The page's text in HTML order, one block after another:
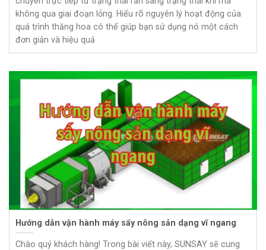
không qua giai đoạn lỏng. Hiểu rõ nguyên lý hoạt động của
quá trình thăng hoa có thể giúp bạn sử dụng nó một cách
đơn giản và hiệu quả
Hướng dẫn vận hành máy sấy nông sản dạng vĩ ngang
Chào quý khách hàng! Trong bài viết này, SUNSAY sẽ cung